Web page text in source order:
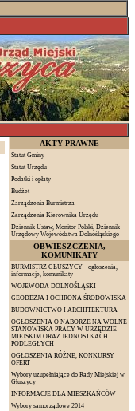
AKTY PRAWNE
Statut Gminy
Statut Urzędu
Podatki i opłaty
Budżet
Zarządzenia Burmistrza
Zarządzenia Kierownika Urzędu
Dziennik Ustaw, Monitor Polski, Dziennik
Urzędowy Województwa Dolnośląskiego
OBWIESZCZENIA,
KOMUNIKATY
BURMISTRZ GŁUSZYCY - ogłoszenia,
informacje, komunikaty
WOJEWODA DOLNOŚLĄSKI
GEODEZJA I OCHRONA ŚRODOWISKA
BUDOWNICTWO I ARCHITEKTURA
OGŁOSZENIA O NABORZE NA WOLNE
STANOWISKA PRACY W URZĘDZIE
MIEJSKIM ORAZ JEDNOSTKACH
PODLEGŁYCH
OGŁOSZENIA RÓŻNE, KONKURSY
OFERT
Wybory uzupełniające do Rady Miejskiej w
Głuszycy
INFORMACJE DLA MIESZKAŃCÓW
Wybory samorządowe 2014